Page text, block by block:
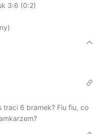
3:6 (0:2)
traci 6 bramek? Fiu fiu, co